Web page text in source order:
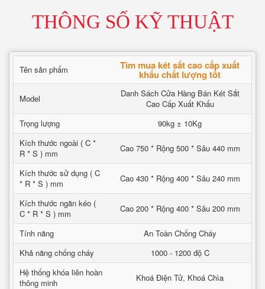
THÔNG SỐ KỸ THUẬT
Tên sản phẩm Tìm mua két sắt cao cấp xuất
khẩu chất lượng tốt
Model
Danh Sách Cửa Hàng Bán Két Sắt
Cao Cấp Xuất Khẩu
Trọng lượng
90kg ± 10Kg
Kích thước ngoài ( C *
R * S ) mm
Cao 750 * Rộng 500 * Sâu 440 mm
Kích thước sử dụng ( C
* R * S ) mm
Cao 430 * Rộng 400 * Sâu 240 mm
Kích thước ngăn kéo (
C * R * S ) mm
Cao 200 * Rộng 400 * Sâu 200 mm
Tính năng
An Toàn Chống Cháy
Khả năng chống cháy
1000 - 1200 độ C
Hệ thống khóa liên hoàn
thông minh
Khoá Điện Tử, Khoá Chìa